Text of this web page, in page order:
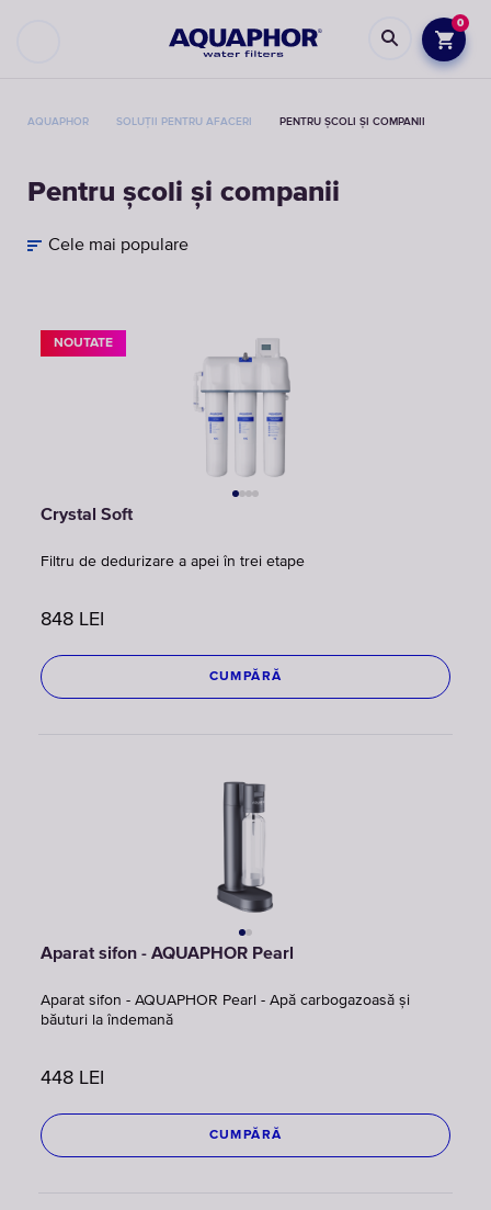
0
AQUAPHOR SOLUȚII PENTRU AFACERI PENTRU ȘCOLI ȘI COMPANII
Pentru școli și companii
Cele mai populare
NOUTATE
Crystal Soft
Filtru de dedurizare a apei în trei etape
848 LEI
CUMPĂRĂ
Aparat sifon - AQUAPHOR Pearl
Aparat sifon - AQUAPHOR Pearl - Apă carbogazoasă și
băuturi la îndemană
448 LEI
CUMPĂRĂ